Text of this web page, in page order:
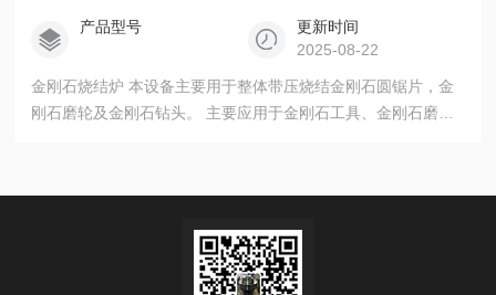
产品型号
更新时间
2025-08-22
金刚石烧结炉 本设备主要用于整体带压烧结金刚石圆锯片，金
刚石磨轮及金刚石钻头。 主要应用于金刚石工具、金刚石磨具